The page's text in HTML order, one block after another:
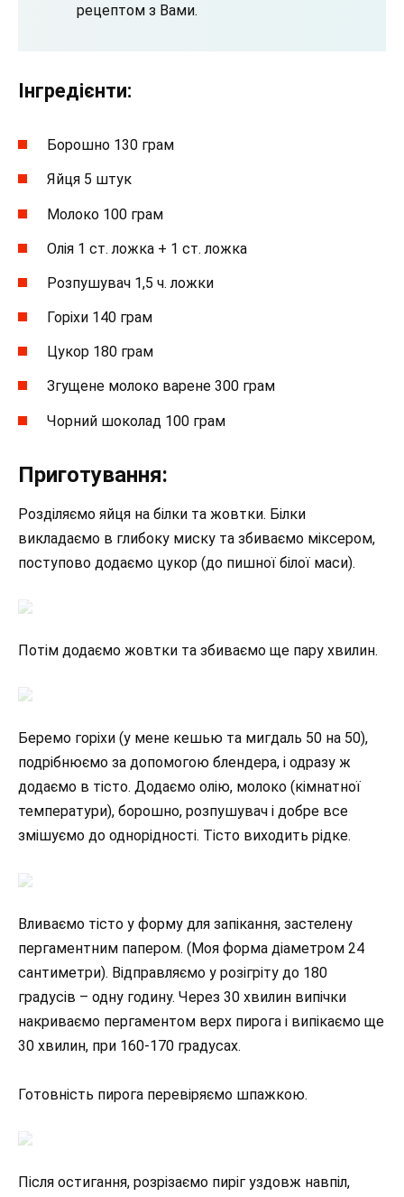
рецептом з Вами.
Інгредієнти:
Борошно 130 грам
Яйця 5 штук
Молоко 100 грам
Олія 1 ст. ложка + 1 ст. ложка
Розпушувач 1,5 ч. ложки
Горіхи 140 грам
Цукор 180 грам
Згущене молоко варене 300 грам
Чорний шоколад 100 грам
Приготування:
Розділяємо яйця на білки та жовтки. Білки
викладаємо в глибоку миску та збиваємо міксером,
поступово додаємо цукор (до пишної білої маси).
Потім додаємо жовтки та збиваємо ще пару хвилин.
Беремо горіхи (у мене кешью та мигдаль 50 на 50),
подрібнюємо за допомогою блендера, і одразу ж
додаємо в тісто. Додаємо олію, молоко (кімнатної
температури), борошно, розпушувач і добре все
змішуємо до однорідності. Тісто виходить рідке.
Вливаємо тісто у форму для запікання, застелену
пергаментним папером. (Моя форма діаметром 24
сантиметри). Відправляємо у розігріту до 180
градусів – одну годину. Через 30 хвилин випічки
накриваємо пергаментом верх пирога і випікаємо ще
30 хвилин, при 160-170 градусах.
Готовність пирога перевіряємо шпажкою.
Після остигання, розрізаємо пиріг уздовж навпіл,